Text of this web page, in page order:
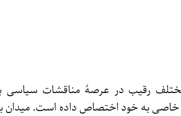
رقیب در عرصهٔ مناقشات سیاسی
به خود اختصاص داده است. میدان